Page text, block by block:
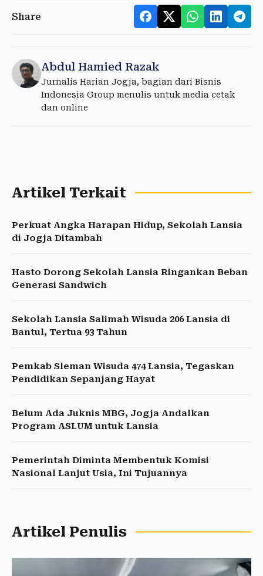
Share
Abdul Hamied Razak
Jurnalis Harian Jogja, bagian dari Bisnis
Indonesia Group menulis untuk media cetak
dan online
Artikel Terkait
Perkuat Angka Harapan Hidup, Sekolah Lansia
di Jogja Ditambah
Hasto Dorong Sekolah Lansia Ringankan Beban
Generasi Sandwich
Sekolah Lansia Salimah Wisuda 206 Lansia di
Bantul, Tertua 93 Tahun
Pemkab Sleman Wisuda 474 Lansia, Tegaskan
Pendidikan Sepanjang Hayat
Belum Ada Juknis MBG, Jogja Andalkan
Program ASLUM untuk Lansia
Pemerintah Diminta Membentuk Komisi
Nasional Lanjut Usia, Ini Tujuannya
Artikel Penulis